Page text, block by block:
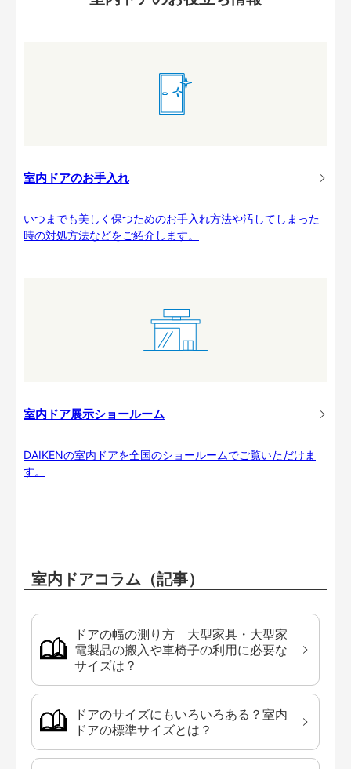
室内ドアのお手入れ
いつまでも美しく保つためのお手入れ方法や汚してしまった
時の対処方法などをご紹介します。
室内ドア展示ショールーム
DAIKENの室内ドアを全国のショールームでご覧いただけま
す。
室内ドアコラム（記事）
ドアの幅の測り方 大型家具・大型家
電製品の搬入や車椅子の利用に必要な
サイズは？
ドアのサイズにもいろいろある？室内
ドアの標準サイズとは？